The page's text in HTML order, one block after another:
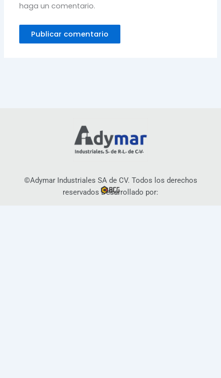
haga un comentario.
©Adymar Industriales SA de CV. Todos los derechos
reservados Desarrollado por: